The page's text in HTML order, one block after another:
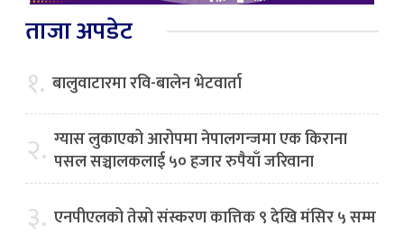
ताजा अपडेट
१. बालुवाटारमा रवि-बालेन भेटवार्ता
२. ग्यास लुकाएको आरोपमा नेपालगन्जमा एक किराना
पसल सञ्चालकलाई ५० हजार रुपैयाँ जरिवाना
३. एनपीएलको तेस्रो संस्करण कात्तिक ९ देखि मंसिर ५ सम्म